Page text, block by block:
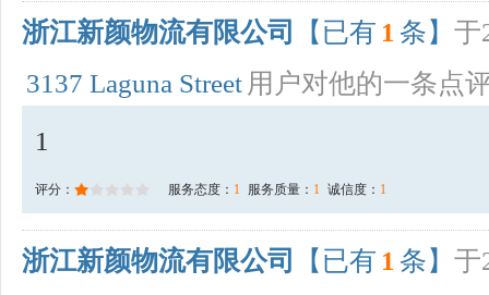
浙江新颜物流有限公司 【已有 1 条】 于
3137 Laguna Street 用户对他的一条点
1
评分： 服务态度： 1 服务质量： 1 诚信度： 1
浙江新颜物流有限公司 【已有 1 条】 于